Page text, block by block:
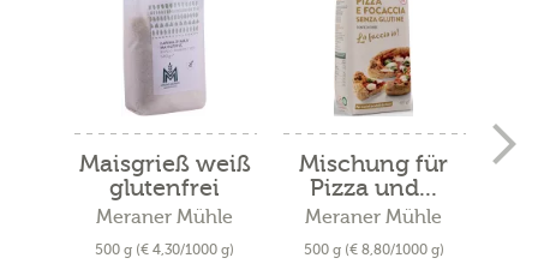
Maisgrieß weiß
glutenfrei
Meraner Mühle
500 g (€ 4,30/1000 g)
Mischung für
Pizza und...
Meraner Mühle
500 g (€ 8,80/1000 g)